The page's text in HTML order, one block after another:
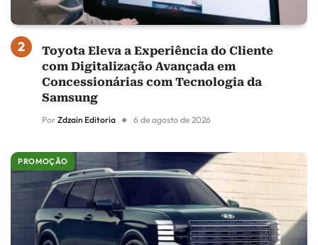
Toyota Eleva a Experiência do Cliente
com Digitalização Avançada em
Concessionárias com Tecnologia da
Samsung
Por Zdzain Editoria 6 de agosto de 2026
PROMOÇÃO